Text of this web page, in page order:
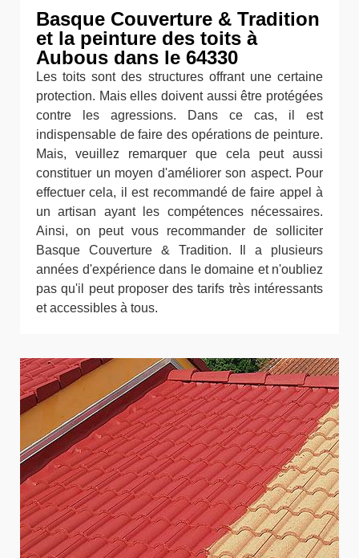
Basque Couverture & Tradition
et la peinture des toits à
Aubous dans le 64330
Les toits sont des structures offrant une certaine
protection. Mais elles doivent aussi être protégées
contre les agressions. Dans ce cas, il est
indispensable de faire des opérations de peinture.
Mais, veuillez remarquer que cela peut aussi
constituer un moyen d'améliorer son aspect. Pour
effectuer cela, il est recommandé de faire appel à
un artisan ayant les compétences nécessaires.
Ainsi, on peut vous recommander de solliciter
Basque Couverture & Tradition. Il a plusieurs
années d'expérience dans le domaine et n'oubliez
pas qu'il peut proposer des tarifs très intéressants
et accessibles à tous.